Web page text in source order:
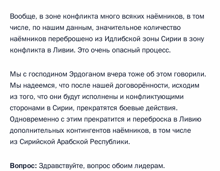
Вообще, в зоне конфликта много всяких наёмников, в том
числе, по нашим данным, значительное количество
наёмников переброшено из Идлибской зоны Сирии в зону
конфликта в Ливии. Это очень опасный процесс.
Мы с господином Эрдоганом вчера тоже об этом говорили.
Мы надеемся, что после нашей договорённости, исходим
из того, что они будут исполнены и конфликтующими
сторонами в Сирии, прекратятся боевые действия.
Одновременно с этим прекратится и переброска в Ливию
дополнительных контингентов наёмников, в том числе
из Сирийской Арабской Республики.
Вопрос: Здравствуйте, вопрос обоим лидерам.